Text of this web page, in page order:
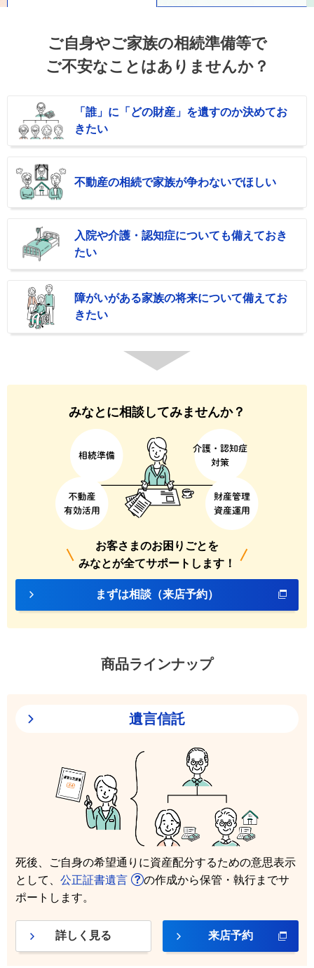
ご自身やご家族の相続準備等で
ご不安なことはありませんか？
「誰」に「どの財産」を遺すのか決めてお
きたい
不動産の相続で家族が争わないでほしい
入院や介護・認知症についても備えておき
たい
障がいがある家族の将来について備えてお
きたい
みなとに相談してみませんか？
お客さまのお困りごとを
みなとが全てサポートします！
まずは相談（来店予約）
商品ラインナップ
遺言信託
死後、ご自身の希望通りに資産配分するための意思表示
として、 公正証書遺言
の作成から保管・執行までサ
ポートします。
詳しく見る 来店予約